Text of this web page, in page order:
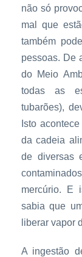
não só
mal que
também
pessoas. De
do Meio
todas as
tubarões),
Isto
da cadeia
de diversas
mercúrio. E
sabia que
liberar vapor
A ingestão